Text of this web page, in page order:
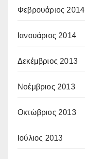
Φεβρουάριος 2014
Ιανουάριος 2014
Δεκέμβριος 2013
Νοέμβριος 2013
Οκτώβριος 2013
Ιούλιος 2013